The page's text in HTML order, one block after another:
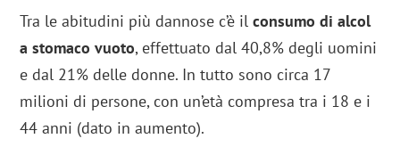
Tra le abitudini più dannose c’è ilconsumo di alcol
a stomaco vuoto, effettuato dal 40,8% degli uomini
e dal 21% delle donne. In tutto sono circa 17
milioni di persone, con un’età compresa tra i 18 e i
44 anni (dato in aumento).